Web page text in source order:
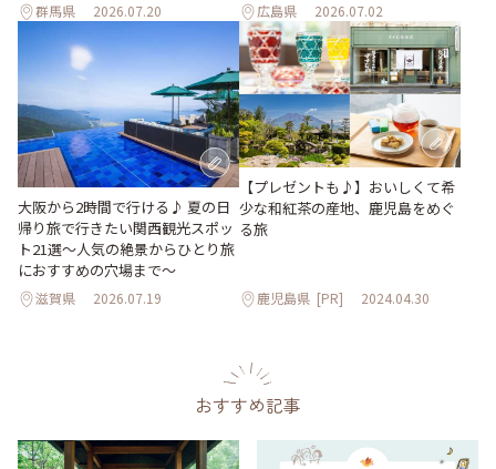
群馬県 2026.07.20 広島県 2026.07.02
大阪から2時間で行ける♪ 夏の日
帰り旅で行きたい関西観光スポッ
ト21選～人気の絶景からひとり旅
におすすめの穴場まで～
滋賀県 2026.07.19
【プレゼントも♪】おいしくて希
少な和紅茶の産地、鹿児島をめぐ
る旅
鹿児島県 [PR] 2024.04.30
おすすめ記事